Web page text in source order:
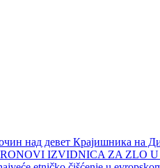
над девет Крајишника на
IZVIDNICA ZA ZLO U